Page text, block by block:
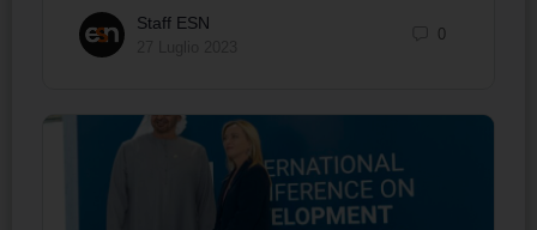
Staff ESN
0